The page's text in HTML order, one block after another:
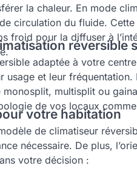
la chaleur. En mode
circulation du fluide.
froid pour la diffuser à
réversible
adaptée à votre
usage et leur
multisplit ou
de vos locaux
votre habitation
de climatiseur
nécessaire. De plus,
votre décision :